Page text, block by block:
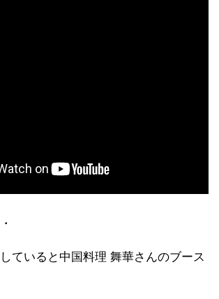
ていると中国料理 舞華さんのブース